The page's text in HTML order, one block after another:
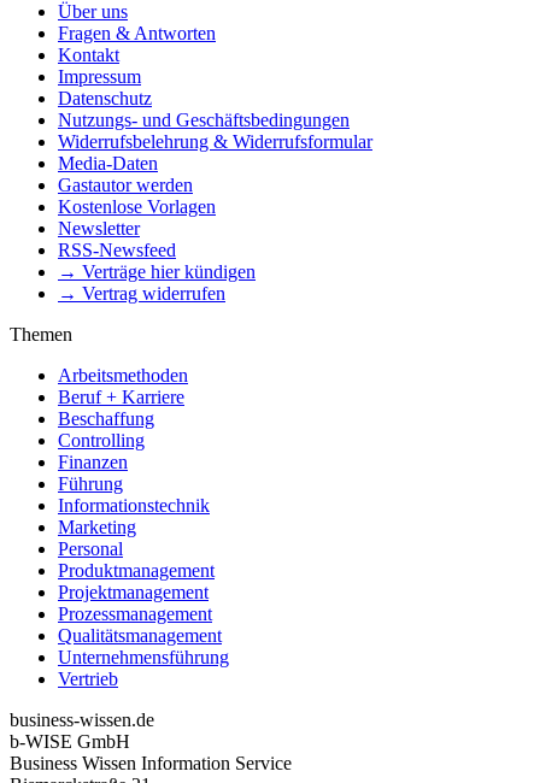
Über uns
Fragen & Antworten
Kontakt
Impressum
Datenschutz
Nutzungs- und Geschäftsbedingungen
Widerrufsbelehrung & Widerrufsformular
Media-Daten
Gastautor werden
Kostenlose Vorlagen
Newsletter
RSS-Newsfeed
→ Verträge hier kündigen
→ Vertrag widerrufen
Themen
Arbeitsmethoden
Beruf + Karriere
Beschaffung
Controlling
Finanzen
Führung
Informationstechnik
Marketing
Personal
Produktmanagement
Projektmanagement
Prozessmanagement
Qualitätsmanagement
Unternehmensführung
Vertrieb
business-wissen.de
b-WISE GmbH
Business Wissen Information Service